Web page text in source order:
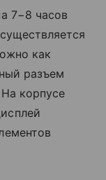
7−8 часов
как
разъем
корпусе